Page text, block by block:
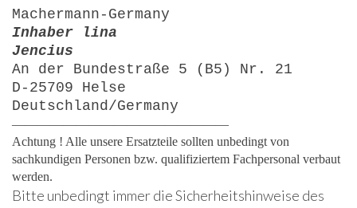
Machermann-Germany
Inhaber lina
Jencius
An der Bundestraße 5 (B5) Nr. 21
D-25709 Helse
Deutschland/Germany
—————————————————
Achtung ! Alle unsere Ersatzteile sollten unbedingt von
sachkundigen Personen bzw. qualifiziertem Fachpersonal verbaut
werden.
Bitte unbedingt immer die Sicherheitshinweise des